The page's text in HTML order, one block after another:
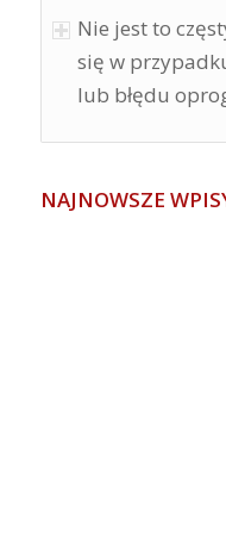
Nie jest to
się w
lub błędu
NAJNOWSZE